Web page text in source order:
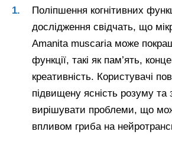
Поліпшення когнітивних
дослідження свідчать, що
Amanita muscaria може
функції, такі як пам’ять,
креативність. Користувачі
підвищену ясність розуму та
вирішувати проблеми, що
впливом гриба на